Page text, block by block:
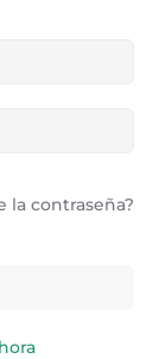
la contraseña?